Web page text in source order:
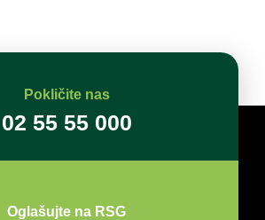
Pokličite nas
02 55 55 000
Oglašujte na RSG